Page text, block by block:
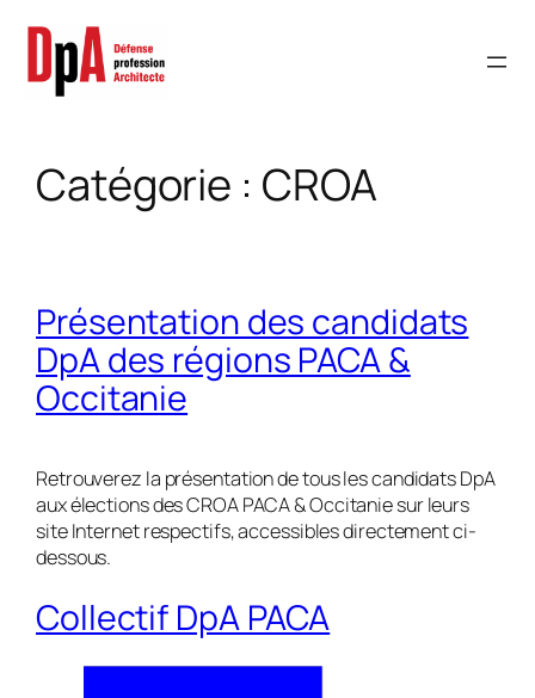
contenu
Catégorie : CROA
Présentation des candidats
DpA des régions PACA &
Occitanie
Retrouverez la présentation de tous les candidats DpA
aux élections des CROA PACA & Occitanie sur leurs
site Internet respectifs, accessibles directement ci-
dessous.
Collectif DpA PACA